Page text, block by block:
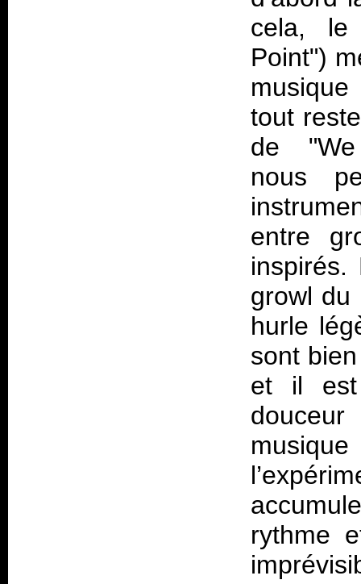
cela, le
Point")
tout
de "We
nous
entre
growl du
hurle
sont
et il est
rythme